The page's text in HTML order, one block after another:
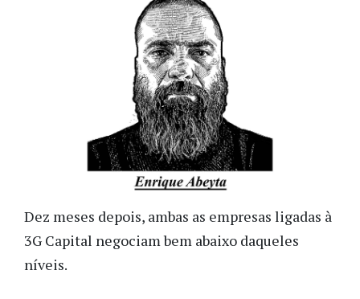
Dez meses depois, ambas as empresas ligadas à
3G Capital negociam bem abaixo daqueles
níveis.